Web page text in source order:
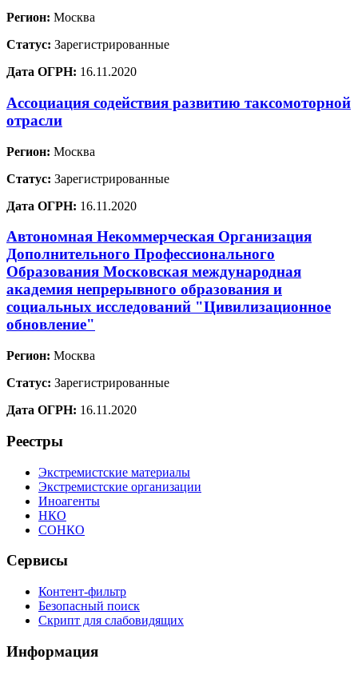
Регион: Москва
Статус: Зарегистрированные
Дата ОГРН: 16.11.2020
Ассоциация содействия развитию таксомоторной
отрасли
Регион: Москва
Статус: Зарегистрированные
Дата ОГРН: 16.11.2020
Автономная Некоммерческая Организация
Дополнительного Профессионального
Образования Московская международная
академия непрерывного образования и
социальных исследований "Цивилизационное
обновление"
Регион: Москва
Статус: Зарегистрированные
Дата ОГРН: 16.11.2020
Реестры
Экстремистские материалы
Экстремистские организации
Иноагенты
НКО
СОНКО
Сервисы
Контент-фильтр
Безопасный поиск
Скрипт для слабовидящих
Информация